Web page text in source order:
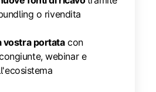
o rivendita
vostra portatacon
webinar e